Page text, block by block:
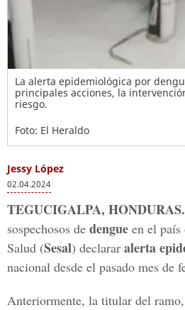
La alerta epidemiológica por
principales acciones, la
riesgo.
Foto: El Heraldo
Jessy López
02.04.2024
TEGUCIGALPA,
sospechosos de dengue en el
Salud (Sesal) declarar alerta
nacional desde el pasado mes de
Anteriormente, la titular del